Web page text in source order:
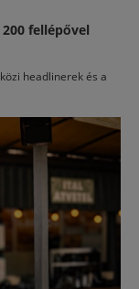
fellépővel
headlinerek és a